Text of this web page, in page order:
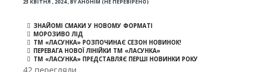
23 КВІТНЯ , 2024,BYАНОНІМ (НЕ ПЕРЕВІРЕНО)
ЗНАЙОМІ СМАКИ У НОВОМУ ФОРМАТІ
МОРОЗИВО ЛІД
ТМ «ЛАСУНКА» РОЗПОЧИНАЄ СЕЗОН НОВИНОК!
ПЕРЕВАГА НОВОЇ ЛІНІЙКИ ТМ «ЛАСУНКА»
ТМ «ЛАСУНКА» ПРЕДСТАВЛЯЄ ПЕРШІ НОВИНКИ РОКУ